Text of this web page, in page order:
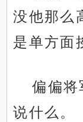
没他那么
是单方面
偏偏将
说什么。